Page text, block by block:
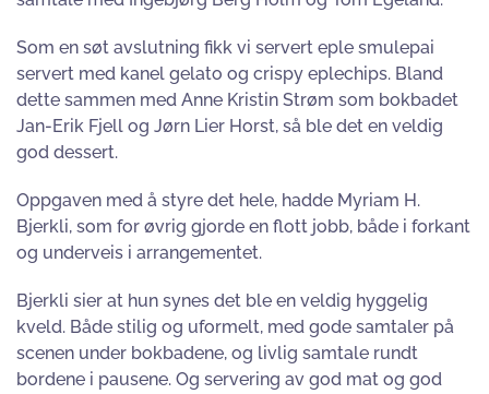
Som en søt avslutning fikk vi servert eple smulepai
servert med kanel gelato og crispy eplechips. Bland
dette sammen med Anne Kristin Strøm som bokbadet
Jan-Erik Fjell og Jørn Lier Horst, så ble det en veldig
god dessert.
Oppgaven med å styre det hele, hadde Myriam H.
Bjerkli, som for øvrig gjorde en flott jobb, både i forkant
og underveis i arrangementet.
Bjerkli sier at hun synes det ble en veldig hyggelig
kveld. Både stilig og uformelt, med gode samtaler på
scenen under bokbadene, og livlig samtale rundt
bordene i pausene. Og servering av god mat og god